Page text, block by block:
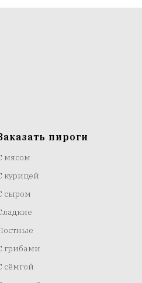
пироги
мясом
курицей
сыром
грибами
сёмгой